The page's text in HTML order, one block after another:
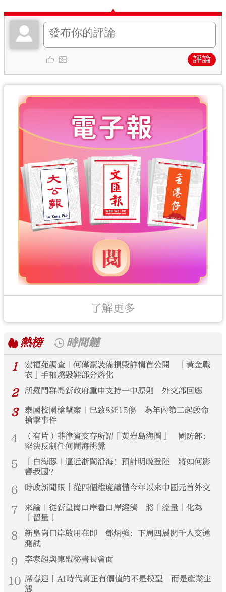
評論
了解更多
熱榜
時間鏈
1
宏福苑調查｜何偉豪裝備損毀詳情首公開 「黃金戰
衣」手袖燒毀鞋部分熔化
2 所羅門群島新政府重申支持一中原則 外交部回應
3
泰國校園槍擊案｜已致8死15傷 為年內第二起致命
槍擊事件
4
（有片）菲律賓交存所謂「黃岩島海圖」 國防部：
堅決反制任何鬧海挑釁
5
「白海豚」逼近浙閩沿海！預計明晚登陸 將如何影
響我國？
6 時政新聞眼丨從四個維度讀懂今年以來中國元首外交
7
來論｜從新皇崗口岸看口岸經濟 將「流量」化為
「留量」
8
新皇崗口岸啟用在即 鄧炳強：下周四展開千人交通
測試
9 李家超與東盟秘書長會面
10 席春迎丨AI時代真正有價值的不是模型 而是產業生
態